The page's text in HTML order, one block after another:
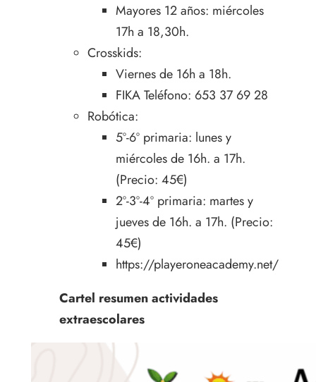
Mayores 12 años: miércoles
17h a 18,30h.
Crosskids:
Viernes de 16h a 18h.
FIKA Teléfono: 653 37 69 28
Robótica:
5º-6º primaria: lunes y
miércoles de 16h. a 17h.
(Precio: 45€)
2º-3º-4º primaria: martes y
jueves de 16h. a 17h. (Precio:
45€)
https://playeroneacademy.net/
Cartel resumen actividades
extraescolares